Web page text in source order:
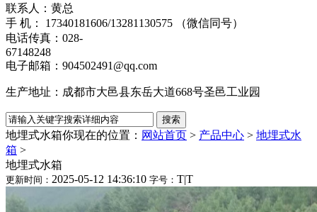
联系人：黄总
手 机： 17340181606/13281130575 （微信同号）
电话传真：028-
67148248
电子邮箱：904502491@qq.com
生产地址：成都市大邑县东岳大道668号圣邑工业园
地埋式水箱你现在的位置： 网站首页 > 产品中心 > 地埋式水
箱 >
地埋式水箱
更新时间： 2025-05-12 14:36:10 字号： T|T